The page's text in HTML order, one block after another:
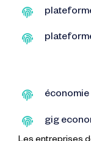
gig